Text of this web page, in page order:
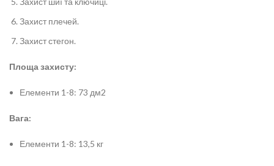
Захист плечей.
Захист стегон.
Площа захисту:
Елементи 1-8: 73 дм2
Вага:
Елементи 1-8: 13,5 кг